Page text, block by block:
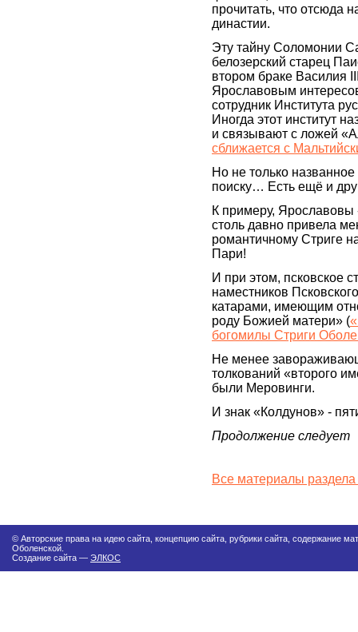
прочитать, что отсюда
династии.
Эту тайну Соломонии
белозерский старец
втором браке Василия
Ярославовым
сотрудник Института
Иногда этот институт
и связывают с ложей
сближается с
Но не только
поиску… Есть ещё и
К примеру, Ярославовы
столь давно привела
романтичному Стриге
Пари!
И при этом, псковское
наместников
катарами, имеющим
роду Божией матери» (
богомилы Стриги
Не менее
толкований «второго
были Меровинги.
И знак «Колдунов» -
Продолжение следует
Все материалы
© Авторские права на идею сайта, концепцию сайта, рубрики сайта, содержание
Оболенской.
Создание сайта — ЭЛКОС